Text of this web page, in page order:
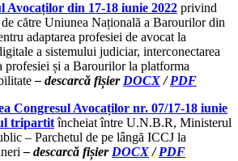
Avocaților din 17-18 iunie 2022 privind
de către Uniunea Națională a Barourilor din
adaptarea profesiei de avocat la
a sistemului judiciar, interconectarea
profesiei și a Barourilor la platforma
– descarcă fișier DOCX/PDF
Congresul Avocaților nr. 07/17-18 iunie
tripartitîncheiat între U.N.B.R, Ministerul
– Parchetul de pe lângă ICCJ la
– descarcă fișier DOCX/PDF